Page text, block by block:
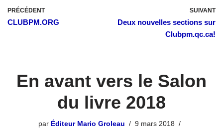
PRÉCÉDENT
CLUBPM.ORG
SUIVANT
Deux nouvelles sections sur
Clubpm.qc.ca!
En avant vers le Salon
du livre 2018
par Éditeur Mario Groleau
9 mars 2018